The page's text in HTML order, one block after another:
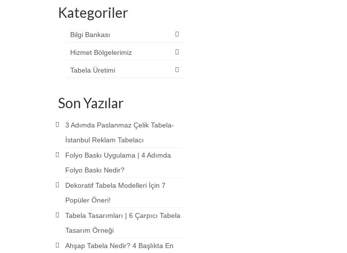
Kategoriler
Bilgi Bankası
Hizmet Bölgelerimiz
Tabela Üretimi
Son Yazılar
3 Adımda Paslanmaz Çelik Tabela-
İstanbul Reklam Tabelacı
Folyo Baskı Uygulama | 4 Adımda
Folyo Baskı Nedir?
Dekoratif Tabela Modelleri İçin 7
Popüler Öneri!
Tabela Tasarımları | 6 Çarpıcı Tabela
Tasarım Örneği
Ahşap Tabela Nedir? 4 Başlıkta En